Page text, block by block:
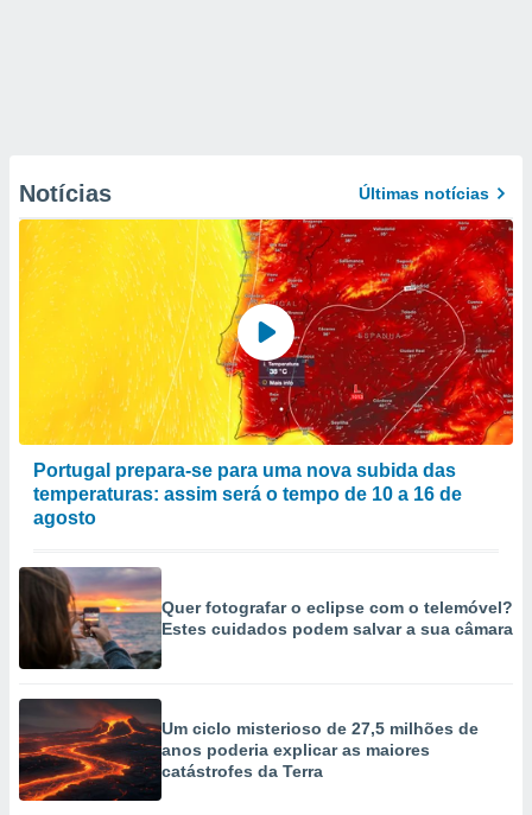
Notícias Últimas notícias
Portugal prepara-se para uma nova subida das
temperaturas: assim será o tempo de 10 a 16 de
agosto
Quer fotografar o eclipse com o telemóvel?
Estes cuidados podem salvar a sua câmara
Um ciclo misterioso de 27,5 milhões de
anos poderia explicar as maiores
catástrofes da Terra